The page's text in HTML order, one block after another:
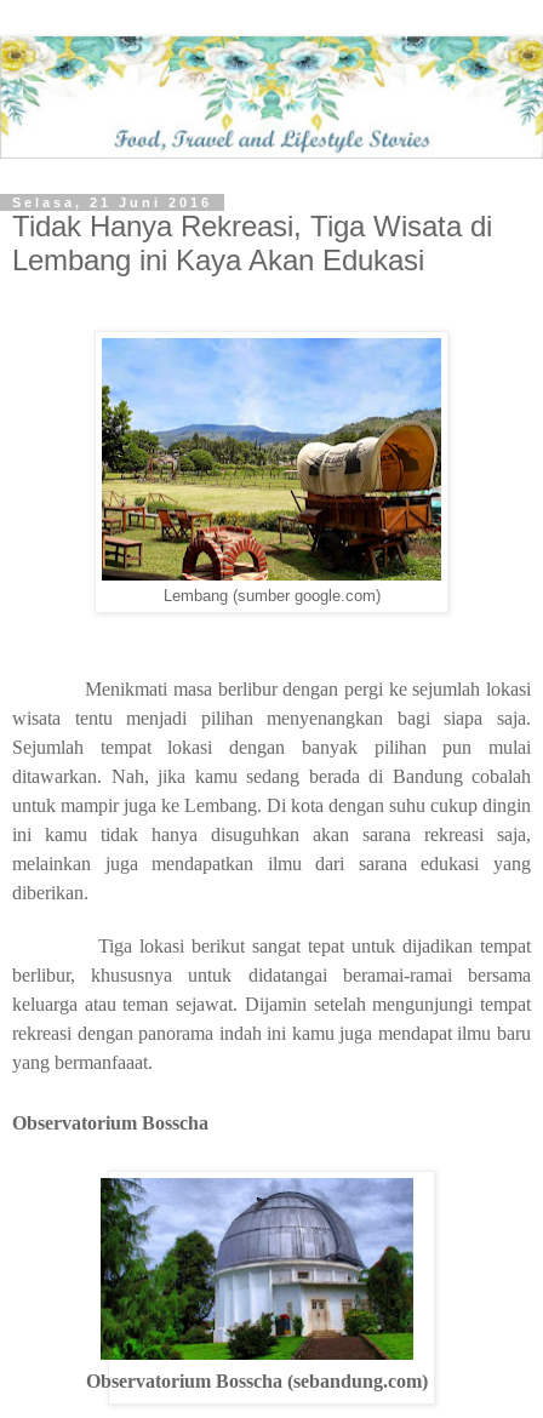
Selasa, 21 Juni 2016
Tidak Hanya Rekreasi, Tiga Wisata di
Lembang ini Kaya Akan Edukasi
Lembang (sumber google.com)
Menikmati masa berlibur dengan pergi ke sejumlah lokasi
wisata tentu menjadi pilihan menyenangkan bagi siapa saja.
Sejumlah tempat lokasi dengan banyak pilihan pun mulai
ditawarkan. Nah, jika kamu sedang berada di Bandung cobalah
untuk mampir juga ke Lembang. Di kota dengan suhu cukup dingin
ini kamu tidak hanya disuguhkan akan sarana rekreasi saja,
melainkan juga mendapatkan ilmu dari sarana edukasi yang
diberikan.
Tiga lokasi berikut sangat tepat untuk dijadikan tempat
berlibur, khususnya untuk didatangai beramai-ramai bersama
keluarga atau teman sejawat. Dijamin setelah mengunjungi tempat
rekreasi dengan panorama indah ini kamu juga mendapat ilmu baru
yang bermanfaaat.
Observatorium Bosscha
Observatorium Bosscha (sebandung.com)